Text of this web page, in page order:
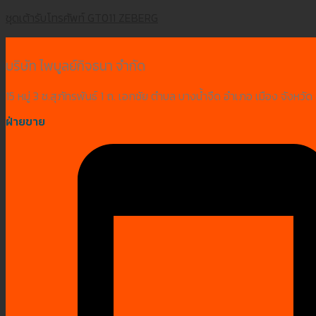
บริษัท ไพบูลย์กิจธนา จำกัด
15 หมู่ 3 ซ.สุภัทรพันธ์ 1 ถ. เอกชัย ตำบล บางน้ำจืด อำเภอ เมือง จังหวั
ฝ่ายขาย